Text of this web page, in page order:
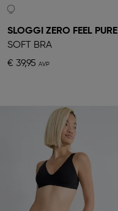
SLOGGI ZERO FEEL PURE
SOFT BRA
€ 39,95